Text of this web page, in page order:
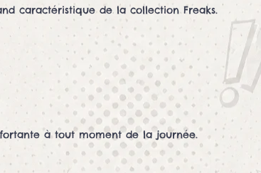
caractéristique de la collection Freaks.
à tout moment de la journée.